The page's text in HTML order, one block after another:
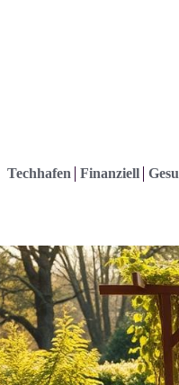
Techhafen Finanziell